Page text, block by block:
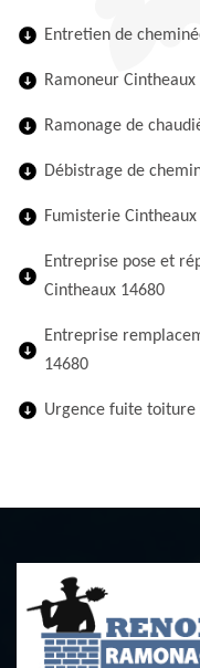
Entretien de
Ramoneur Cintheaux
Ramonage de
Débistrage de
Fumisterie Cintheaux
Entreprise pose et
Cintheaux 14680
Entreprise
14680
Urgence fuite toiture